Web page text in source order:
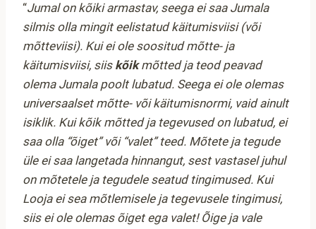
“Jumal on kõiki armastav, seega ei saa Jumala
silmis olla mingit eelistatud käitumisviisi (või
mõtteviisi). Kui ei ole soositud mõtte- ja
käitumisviisi, siis kõikmõtted ja teod peavad
olema Jumala poolt lubatud. Seega ei ole olemas
universaalset mõtte- või käitumisnormi, vaid ainult
isiklik. Kui kõik mõtted ja tegevused on lubatud, ei
saa olla “õiget” või “valet” teed. Mõtete ja tegude
üle ei saa langetada hinnangut, sest vastasel juhul
on mõtetele ja tegudele seatud tingimused. Kui
Looja ei sea mõtlemisele ja tegevusele tingimusi,
siis ei ole olemas õiget ega valet! Õige ja vale